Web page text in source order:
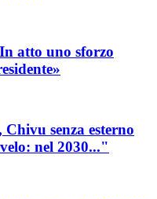
atto uno sforzo
senza esterno
nel 2030..."